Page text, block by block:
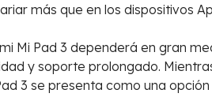
más que en los dispositivos
Mi Pad 3 dependerá en gran
y soporte prolongado.
3 se presenta como una